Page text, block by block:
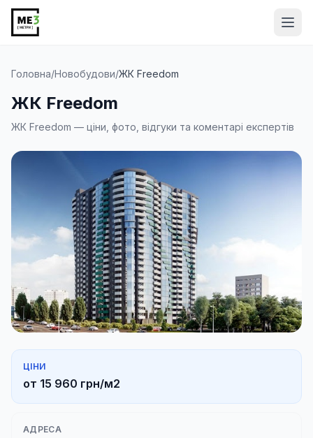
Головна/Новобудови/ЖК Freedom
ЖК Freedom
ЖК Freedom — ціни, фото, відгуки та коментарі експертів
ЦІНИ
от 15 960 грн/м2
АДРЕСА